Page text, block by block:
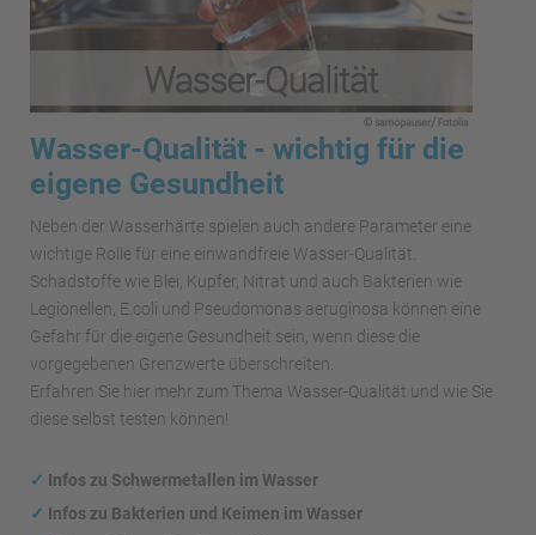
Wasser-Qualität - wichtig für die
eigene Gesundheit
Neben der Wasserhärte spielen auch andere Parameter eine
wichtige Rolle für eine einwandfreie Wasser-Qualität.
Schadstoffe wie Blei, Kupfer, Nitrat und auch Bakterien wie
Legionellen, E.coli und Pseudomonas aeruginosa können eine
Gefahr für die eigene Gesundheit sein, wenn diese die
vorgegebenen Grenzwerte überschreiten.
Erfahren Sie hier mehr zum Thema Wasser-Qualität und wie Sie
diese selbst testen können!
✓ Infos zu Schwermetallen im Wasser
✓ Infos zu Bakterien und Keimen im Wasser